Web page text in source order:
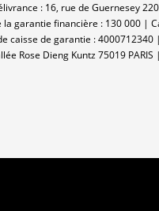
: 16, rue de Guernesey
garantie financière : 130 000 |
caisse de garantie :
Rose Dieng Kuntz 75019 PARIS